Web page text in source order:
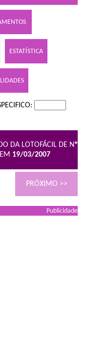
ESTATÍSTICA
DA LOTOFÁCIL DE Nº
19/03/2007
PRÓXIMO >>
Publicidade